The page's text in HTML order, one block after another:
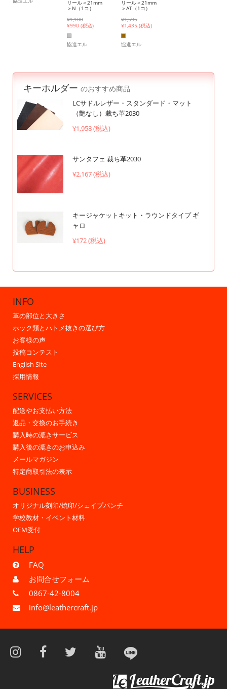
リール＜21mm
＞N（1コ）
¥1,100
¥990 (税込)
協進エル
リール＜21mm
＞AT（1コ）
¥1,595
¥1,435 (税込)
協進エル
キーホルダー のおすすめ商品
LCサドルレザー・スタンダード・マット
（艶なし）裁ち革2030
¥1,958 (税込)
サンタフェ 裁ち革2030
¥2,167 (税込)
キージャケットキット・ラウンドタイプ ギ
ャロ
¥172 (税込)
INFO
革の部位と大きさ
ホック類とハトメ抜きの選び方
お客様の声
投稿コンテスト
English Site
採用情報
SERVICES
配送やお支払い方法
返品・交換のお手続き
購入時の漉きサービス
購入後の漉きのお申込み
メールマガジン
特定商取引法の表示
BUSINESS
オリジナル刻印/焼印/シェイプパンチ
学校教材・イベント材料
OEM受付
HELP
FAQ
お問合せフォーム
0867-42-8004
info@leathercraft.jp